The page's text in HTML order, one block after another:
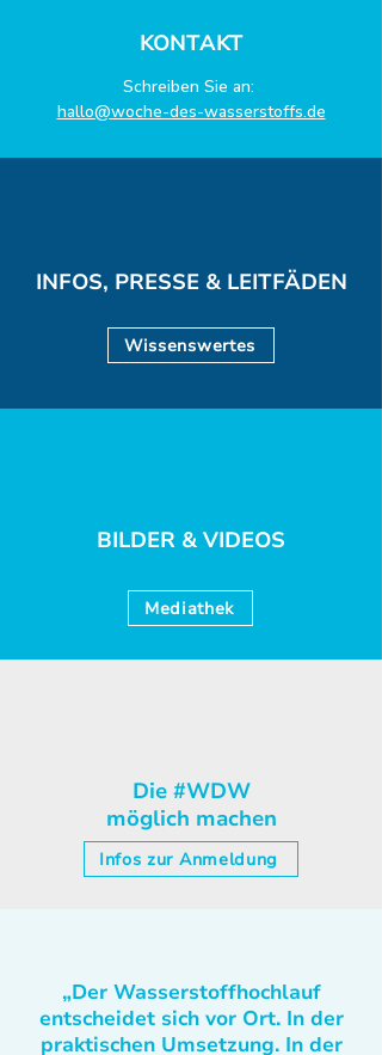
KONTAKT
Schreiben Sie an:
hallo@woche-des-wasserstoffs.de
INFOS, PRESSE & LEITFÄDEN
Wissenswertes
BILDER & VIDEOS
Mediathek
Die #WDW
möglich machen
Infos zur Anmeldung
„Der Wasserstoffhochlauf
entscheidet sich vor Ort. In der
praktischen Umsetzung. In der